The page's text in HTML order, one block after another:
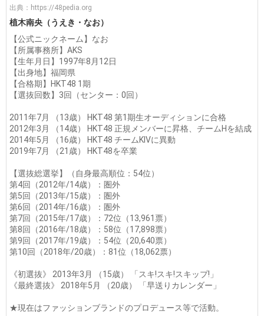
出典： https://48pedia.org
植木南央（うえき・なお）
【公式ニックネーム】なお
【所属事務所】AKS
【生年月日】1997年8月12日
【出身地】福岡県
【合格期】HKT48 1期
【選抜回数】3回（センター：0回）
2011年7月 （13歳） HKT48 第1期生オーディションに合格
2012年3月 （14歳） HKT48 正規メンバーに昇格、チームHを結成
2014年5月 （16歳） HKT48 チームKIVに異動
2019年7月 （21歳） HKT48を卒業
【選抜総選挙】（自身最高順位：54位）
第4回（2012年/14歳）：圏外
第5回（2013年/15歳）：圏外
第6回（2014年/16歳）：圏外
第7回（2015年/17歳）：72位（13,961票）
第8回（2016年/18歳）：58位（17,898票）
第9回（2017年/19歳）：54位（20,640票）
第10回（2018年/20歳）：81位（18,062票）
《初選抜》 2013年3月 （15歳） 「スキ!スキ!スキップ!」
《最終選抜》 2018年5月 （20歳） 「早送りカレンダー」
★現在はファッションブランドのプロデュース等で活動。